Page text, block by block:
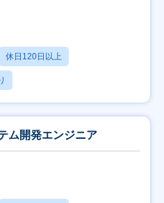
休日120日以上
ム開発エンジニア